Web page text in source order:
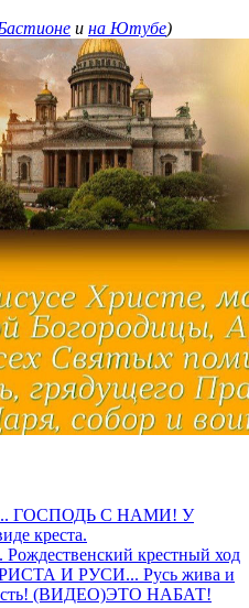
и на Ютубе)
ГОСПОДЬ С НАМИ! У
креста.
крестный ход
И РУСИ... Русь жива и
(ВИДЕО)ЭТО НАБАТ!